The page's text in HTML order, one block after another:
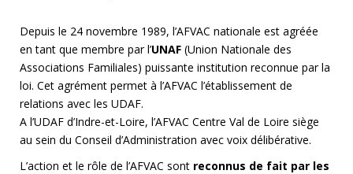
Depuis le 24 novembre 1989, l’AFVAC nationale est agréée
en tant que membre par l’UNAF (Union Nationale des
Associations Familiales) puissante institution reconnue par la
loi. Cet agrément permet à l’AFVAC l’établissement de
relations avec les UDAF.
A l’UDAF d’Indre-et-Loire, l’AFVAC Centre Val de Loire siège
au sein du Conseil d’Administration avec voix délibérative.
L’action et le rôle de l’AFVAC sont reconnus de fait par les